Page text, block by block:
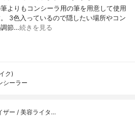
よりもコンシーラ用の筆を用意して使用
3色入っているので隠したい場所やコン
調節…続きを見る
ク)
シーラー
ザー / 美容ライタ…